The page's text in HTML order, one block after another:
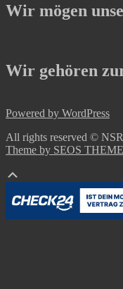
Wir mögen
Wir gehören
Powered by WordPress
All rights reserved ©
Theme by SEOS